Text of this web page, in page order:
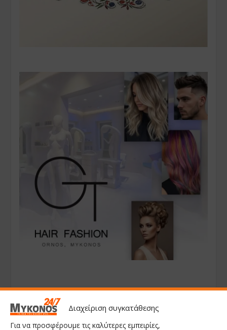
Διαχείριση συγκατάθεσης
Για να προσφέρουμε τις καλύτερες εμπειρίες,